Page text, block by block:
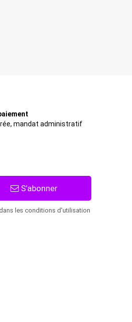
mandat administratif
S’abonner
les conditions d'utilisation